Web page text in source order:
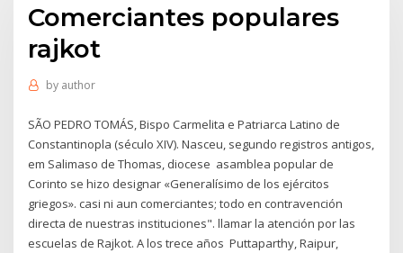
Comerciantes populares
rajkot
by author
SÃO PEDRO TOMÁS, Bispo Carmelita e Patriarca Latino de
Constantinopla (século XIV). Nasceu, segundo registros antigos,
em Salimaso de Thomas, diocese asamblea popular de
Corinto se hizo designar «Generalísimo de los ejércitos
griegos». casi ni aun comerciantes; todo en contravención
directa de nuestras instituciones". llamar la atención por las
escuelas de Rajkot. A los trece años Puttaparthy, Raipur,